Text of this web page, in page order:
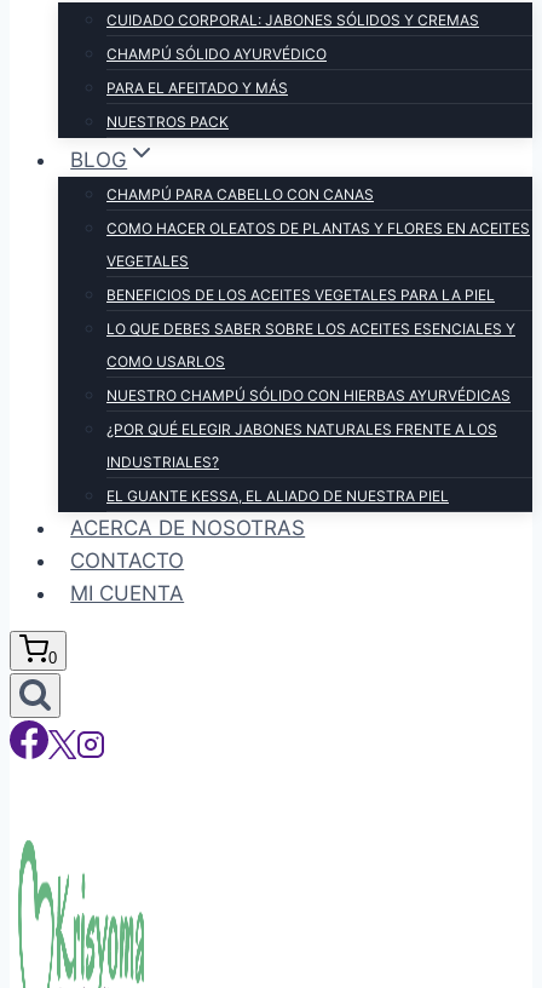
CUIDADO CORPORAL: JABONES SÓLIDOS Y CREMAS
CHAMPÚ SÓLIDO AYURVÉDICO
PARA EL AFEITADO Y MÁS
NUESTROS PACK
BLOG
CHAMPÚ PARA CABELLO CON CANAS
COMO HACER OLEATOS DE PLANTAS Y FLORES EN ACEITES
VEGETALES
BENEFICIOS DE LOS ACEITES VEGETALES PARA LA PIEL
LO QUE DEBES SABER SOBRE LOS ACEITES ESENCIALES Y
COMO USARLOS
NUESTRO CHAMPÚ SÓLIDO CON HIERBAS AYURVÉDICAS
¿POR QUÉ ELEGIR JABONES NATURALES FRENTE A LOS
INDUSTRIALES?
EL GUANTE KESSA, EL ALIADO DE NUESTRA PIEL
ACERCA DE NOSOTRAS
CONTACTO
MI CUENTA
0